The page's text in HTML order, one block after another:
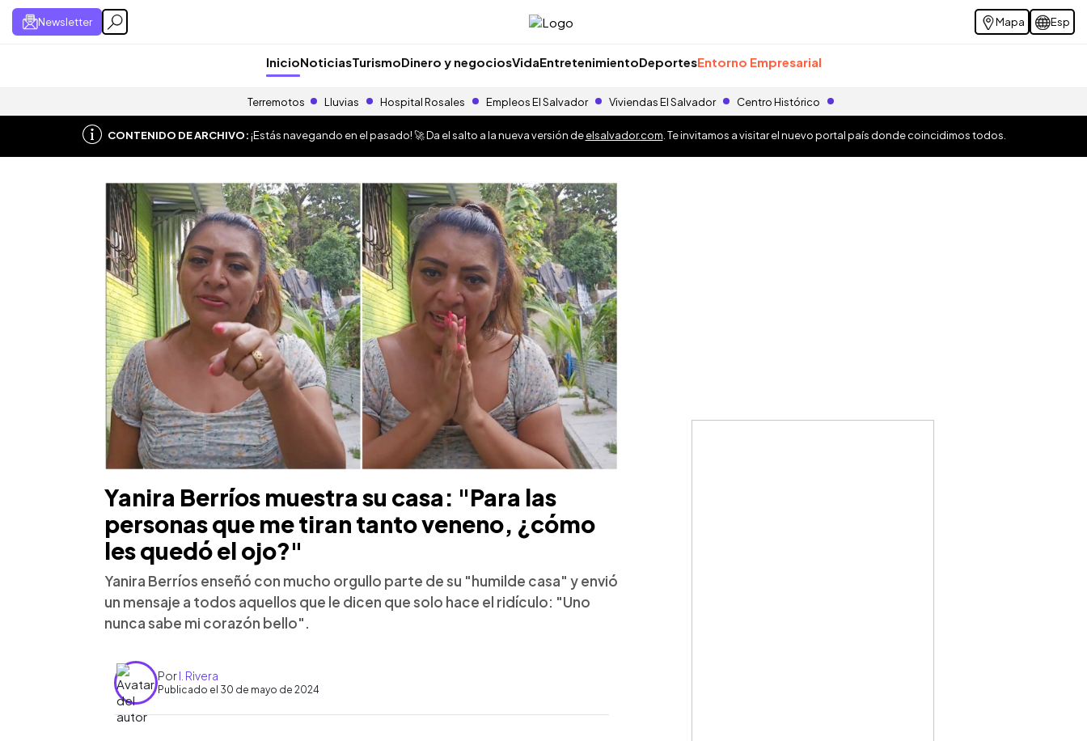
Newsletter Mapa Esp
InicioNoticiasTurismoDinero y negociosVidaEntretenimientoDeportesEntorno Empresarial
Terremotos Lluvias Hospital Rosales Empleos El Salvador Viviendas El Salvador Centro Histórico
CONTENIDO DE ARCHIVO:¡Estás navegando en el pasado! 🚀 Da el salto a la nueva versión deelsalvador.com . Te invitamos a visitar el nuevo portal país donde coincidimos todos.
Yanira Berríos muestra su casa: "Para las
personas que me tiran tanto veneno, ¿cómo
les quedó el ojo?"
Yanira Berríos enseñó con mucho orgullo parte de su "humilde casa" y envió
un mensaje a todos aquellos que le dicen que solo hace el ridículo: "Uno
nunca sabe mi corazón bello".
PorI. Rivera
Publicado el 30 de mayo de 2024